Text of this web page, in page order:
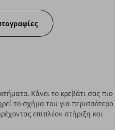
Κάνει το κρεβάτι σας πιο
το σχήμα του για περισσότερο
επιπλέον στήριξη και